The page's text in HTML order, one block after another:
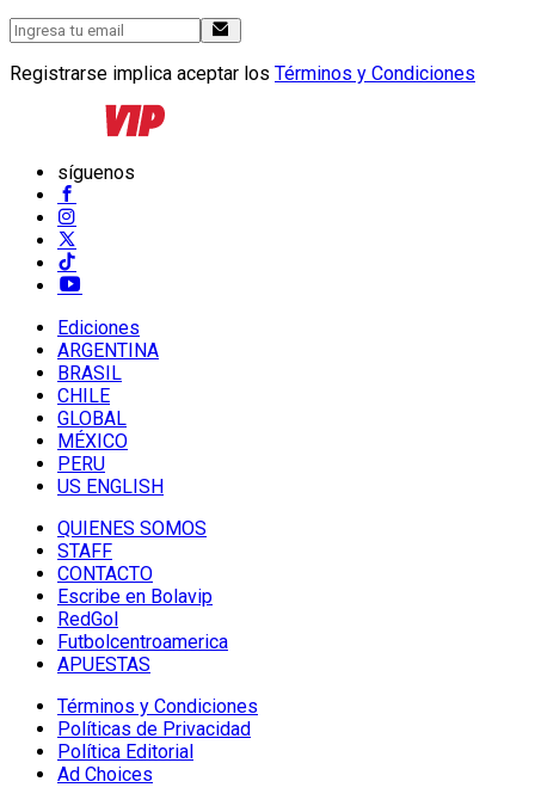
Registrarse implica aceptar los Términos y Condiciones
síguenos
Ediciones
ARGENTINA
BRASIL
CHILE
GLOBAL
MÉXICO
PERU
US ENGLISH
QUIENES SOMOS
STAFF
CONTACTO
Escribe en Bolavip
RedGol
Futbolcentroamerica
APUESTAS
Términos y Condiciones
Políticas de Privacidad
Política Editorial
Ad Choices